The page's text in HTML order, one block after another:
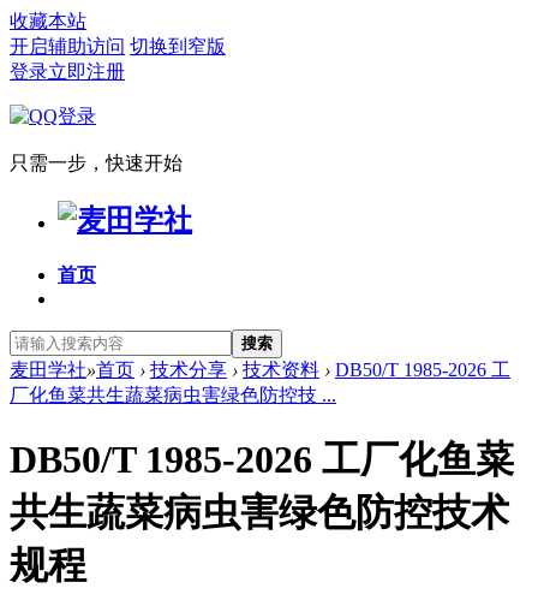
收藏本站
开启辅助访问 切换到窄版
登录立即注册
只需一步，快速开始
首页
搜索
麦田学社»首页 › 技术分享 › 技术资料 › DB50/T 1985-2026 工
厂化鱼菜共生蔬菜病虫害绿色防控技 ...
DB50/T 1985-2026 工厂化鱼菜
共生蔬菜病虫害绿色防控技术
规程